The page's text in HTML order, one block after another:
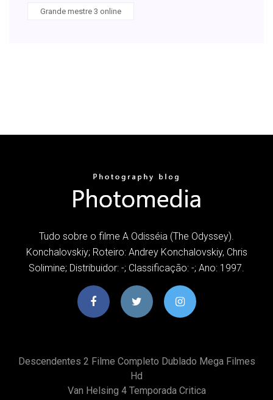
Grande mestre 3 online
Tudo sobre o filme A Odisséia (The Odyssey).
Konchalovskiy; Roteiro: Andrey Konchalovskiy, Chris
Solimine; Distribuidor: -; Classificação: -; Ano: 1997.
Descendentes 2 Filme Completo Dublado Mega Filmes
Hd
Van Helsing 4 Temporada Critica